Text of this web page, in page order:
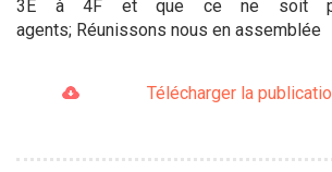
3E à 4F et que ce ne soit
agents; Réunissons nous en assemblée
Télécharger la